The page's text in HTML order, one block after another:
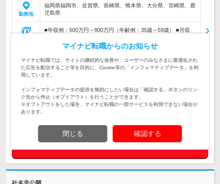
勤務地
福岡県福岡市、佐賀県、長崎県、熊本県、大分県、宮崎県、鹿
児島県
■年収例：600万円～800万円（年齢例：35歳～59歳） ■月収
仕事内容
アグループ/九州エリア】
対象と
なる方
＜必須要件＞※下記双方の条件を満たす方 ■監理技術者（水道
理プラントにおける施工管理経験をお持ちの方 ・一般土木の
施工管理経験をお…
求人詳細を見る
マイナビ転職からのお知らせ
マイナビ転職では、サイトの継続的な改善や、ユーザーのみなさまに最適化され
た広告を配信すること等を目的に、Cookie等の「インフォマティブデータ」を利
用しています。
インフォマティブデータの提供を無効にしたい場合は「確認する」ボタンのリン
ク先から停止（オプトアウト）を行うことができます。
※オプトアウトをした場合、マイナビ転職の一部サービスを利用できない場合が
あります。
閉じる 確認する